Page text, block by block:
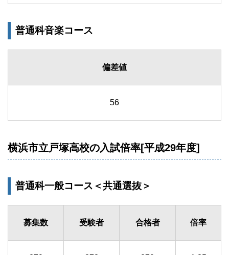
普通科音楽コース
偏差値
56
横浜市立戸塚高校の入試倍率[平成29年度]
普通科一般コース＜共通選抜＞
募集数 受験者 合格者 倍率